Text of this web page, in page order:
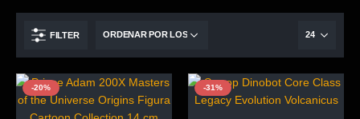
FILTER
-20% -31%